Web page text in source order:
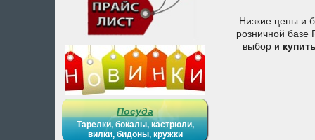
Посуда
Тарелки, бокалы, кастрюли,
вилки, бидоны, кружки
Низкие цены и
розничной базе
выбор и